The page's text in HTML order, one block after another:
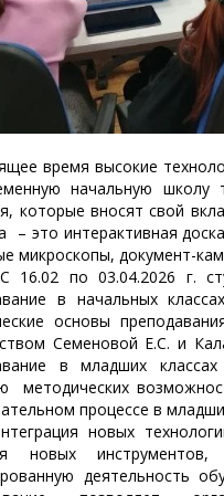
время высокие
начальную школу
которые вносят свой
– это интерактивная
микроскопы, документ-
по 03.04.2026 г.
в начальных
основы
Семеновой Е.С. и
в младших
методических
процессе в
новых технологий
новых
деятельность